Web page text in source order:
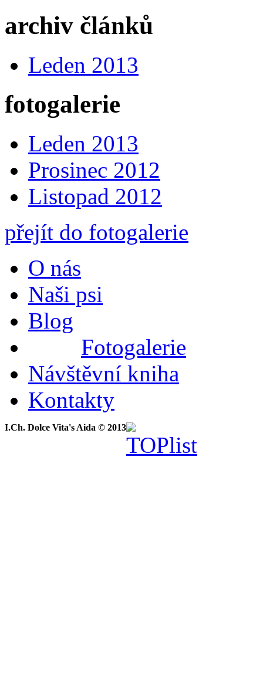
archiv článků
Leden 2013
fotogalerie
Leden 2013
Prosinec 2012
Listopad 2012
přejít do fotogalerie
O nás
Naši psi
Blog
Fotogalerie
Návštěvní kniha
Kontakty
I.Ch. Dolce Vita's Aida © 2013